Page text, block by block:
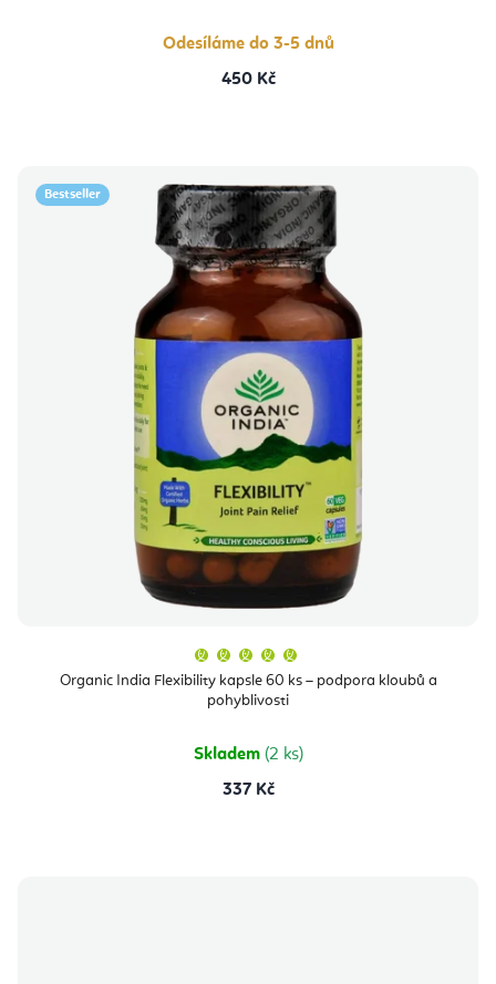
Odesíláme do 3-5 dnů
450 Kč
Bestseller
Organic India Flexibility kapsle 60 ks – podpora kloubů a
pohyblivosti
produktu
je
hvězdiček.
Skladem (2 ks)
337 Kč